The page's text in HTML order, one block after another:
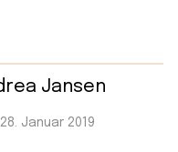
28. Januar 2019